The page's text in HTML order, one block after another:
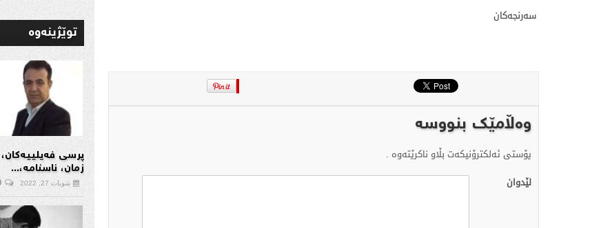
سه‌رنجه‌كان
وەڵامێک بنووسە
پۆستی ئەلکترۆنیکەت بڵاو ناکرێتەوە .
لێدوان
توێژینه‌وه‌
پرسی فەیلییەکان،
زمان، ناسنامە،...
شوبات 27, 2022 0